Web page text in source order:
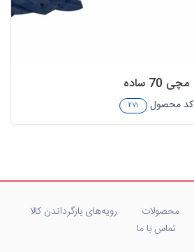
مچی 70 ساده
کد محصول ۲۷۱
محصولات
رویه‌های بازگرداندن کالا
تماس با ما